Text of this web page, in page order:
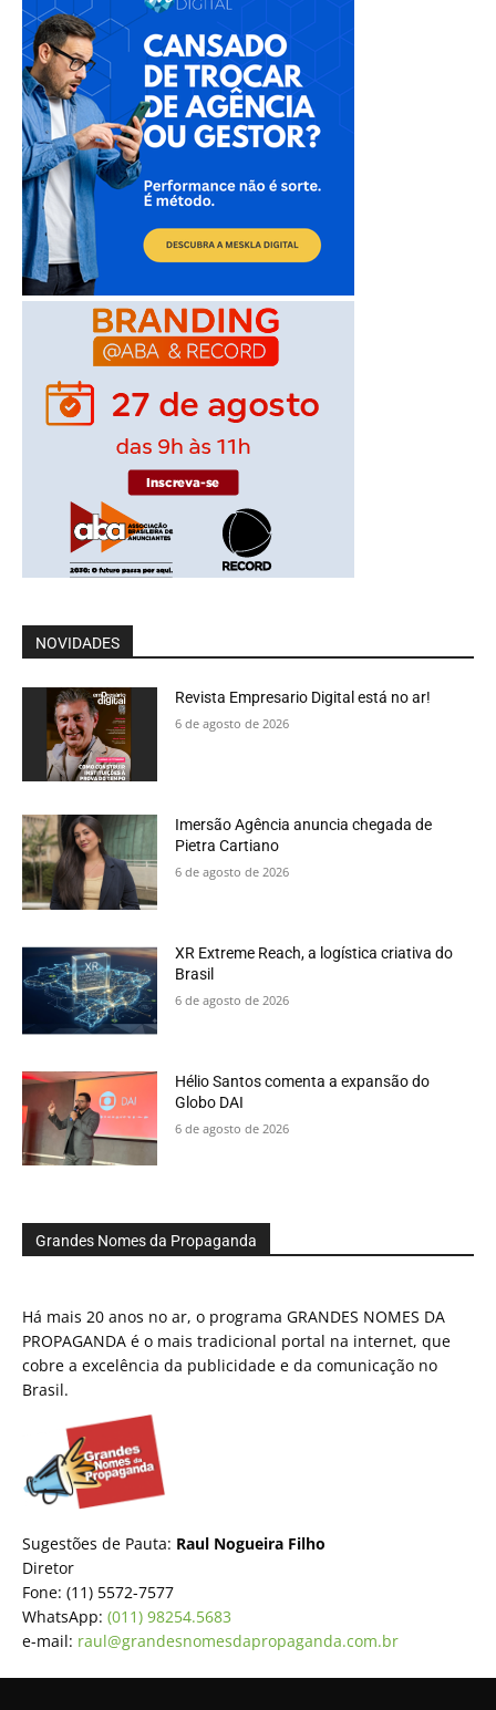
NOVIDADES
Revista Empresario Digital está no ar!
6 de agosto de 2026
Imersão Agência anuncia chegada de
Pietra Cartiano
6 de agosto de 2026
XR Extreme Reach, a logística criativa do
Brasil
6 de agosto de 2026
Hélio Santos comenta a expansão do
Globo DAI
6 de agosto de 2026
Grandes Nomes da Propaganda
Há mais 20 anos no ar, o programa GRANDES NOMES DA
PROPAGANDA é o mais tradicional portal na internet, que
cobre a excelência da publicidade e da comunicação no
Brasil.
Sugestões de Pauta: Raul Nogueira Filho
Diretor
Fone: (11) 5572-7577
WhatsApp: (011) 98254.5683
e-mail: raul@grandesnomesdapropaganda.com.br